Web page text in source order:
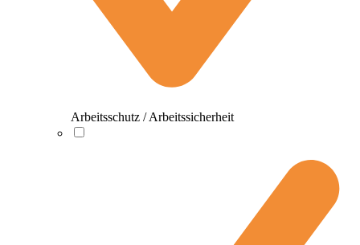
Arbeitsschutz / Arbeitssicherheit